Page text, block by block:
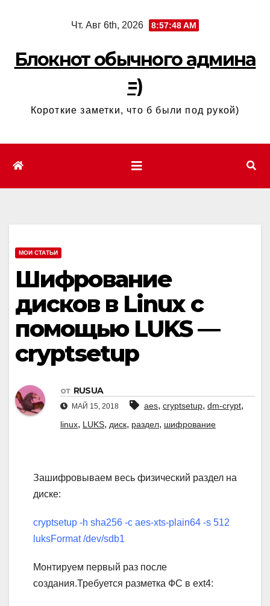
Чт. Авг 6th, 2026 8:57:49 AM
Блокнот обычного админа
=)
Короткие заметки, что б были под рукой)
МОИ СТАТЬИ
Шифрование
дисков в Linux с
помощью LUKS —
cryptsetup
от RUSUA
МАЙ 15, 2018 aes, cryptsetup, dm-crypt,
linux, LUKS, диск, раздел, шифрование
Зашифровываем весь физический раздел на
диске:
cryptsetup -h sha256 -c aes-xts-plain64 -s 512
luksFormat /dev/sdb1
Монтируем первый раз после
создания.Требуется разметка ФС в ext4: